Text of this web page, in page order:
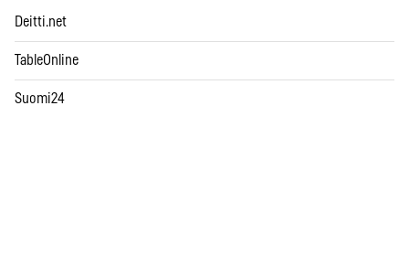
Deitti.net
TableOnline
Suomi24